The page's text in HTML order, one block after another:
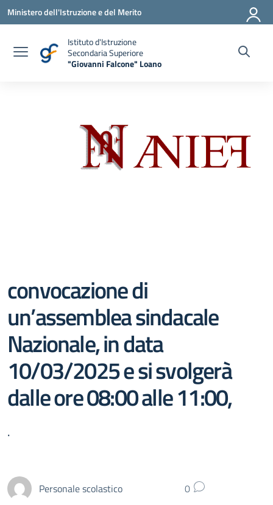
Vai ai contenuti
Vai al menu di navigazione
Vai al footer
Ministero dell'Istruzione e del Merito
Istituto d'Istruzione
Secondaria Superiore
"Giovanni Falcone" Loano
convocazione di
un’assemblea sindacale
Nazionale, in data
10/03/2025 e si svolgerà
dalle ore 08:00 alle 11:00,
.
Personale scolastico 0